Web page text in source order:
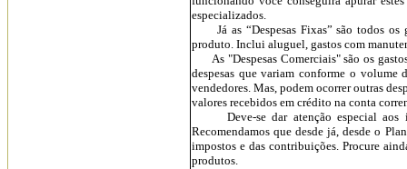
especializados.
Já as “Despesas Fixas” são todos os
produto. Inclui aluguel, gastos com
As "Despesas Comerciais" são os
despesas que variam conforme o volume
vendedores. Mas, podem ocorrer outras
valores recebidos em crédito na conta
Deve-se dar atenção especial aos
Recomendamos que desde já, desde o
impostos e das contribuições. Procure
produtos.